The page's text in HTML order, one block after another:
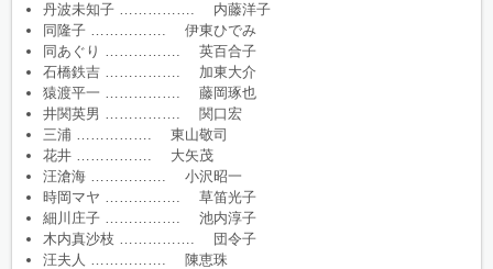
丹波未知子 ……………. 内藤洋子
同隆子 ……………. 伊東ひでみ
同あぐり ……………. 英百合子
石橋鉄吉 ……………. 加東大介
猿渡平一 ……………. 藤岡琢也
井関英男 ……………. 関口宏
三浦 ……………. 東山敬司
花井 ……………. 大矢茂
汪滄海 ……………. 小沢昭一
時岡マヤ ……………. 草笛光子
細川庄子 ……………. 池内淳子
木内真沙枝 ……………. 団令子
汪夫人 ……………. 陳恵珠